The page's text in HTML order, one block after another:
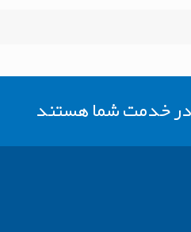
در خدمت شما هستند